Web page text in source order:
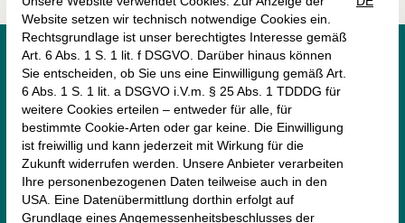
   
monte mare Schliersee
Perfallstraße 4
83727 Schliersee